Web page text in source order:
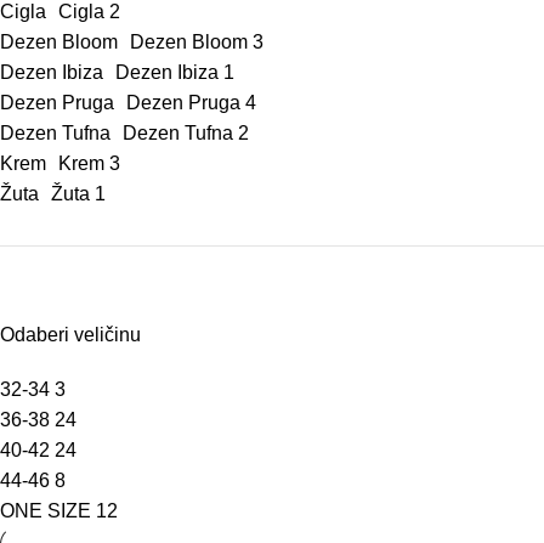
Cigla
Cigla 2
Dezen Bloom
Dezen Bloom 3
Dezen Ibiza
Dezen Ibiza 1
Dezen Pruga
Dezen Pruga 4
Dezen Tufna
Dezen Tufna 2
Krem
Krem 3
Žuta
Žuta 1
Odaberi veličinu
32-34 3
36-38 24
40-42 24
44-46 8
ONE SIZE 12